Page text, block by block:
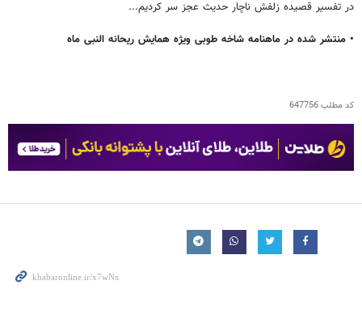
در تفسیر قصیده زلفش ناچار حدیث عجز سر کردیم... ‏
• منتشر شده در ماهنامه شاخه طوبی ویژه همایش ریحانه النبی ماه
کد مطلب647756